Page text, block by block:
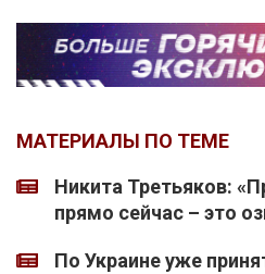
МАТЕРИАЛЫ ПО ТЕМЕ
Никита Третьяков:
прямо сейчас – это
По Украине уже